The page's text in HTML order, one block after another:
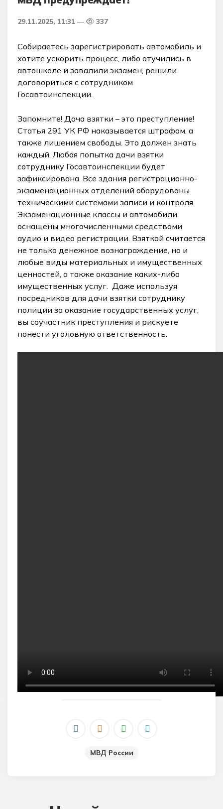
29.11.2025, 11:31 337
Собираетесь зарегистрировать автомобиль и
хотите ускорить процесс, либо отучились в
автошколе и завалили экзамен, решили
договориться с сотрудником
Госавтоинспекции.
Запомните! Дача взятки – это преступление!
Статья 291 УК РФ наказывается штрафом, а
также лишением свободы. Это должен знать
каждый. Любая попытка дачи взятки
сотруднику Госавтоинспекции будет
зафиксирована. Все здания регистрационно-
экзаменационных отделений оборудованы
техническими системами записи и контроля.
Экзаменационные классы и автомобили
оснащены многочисленными средствами
аудио и видео регистрации. Взяткой считается
не только денежное вознаграждение, но и
любые виды материальных и имущественных
ценностей, а также оказание каких-либо
имущественных услуг. Даже используя
посредников для дачи взятки сотруднику
полиции за оказание государственных услуг,
вы соучастник преступления и рискуете
понести уголовную ответственность.
МВД России